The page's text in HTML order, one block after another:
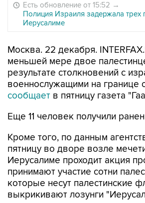
Есть обновление от 15:52 →
Полиция Израиля задержала трех
Иерусалиме
Москва. 22 декабря.
меньшей мере двое
результате столкновений с
военнослужащими на границе
сообщает в пятницу газета
Еще 11 человек получили
Кроме того, по данным
пятницу во дворе возле
Иерусалиме проходит акция
принимают участие сотни
которые несут палестинские
выкрикивают лозунги